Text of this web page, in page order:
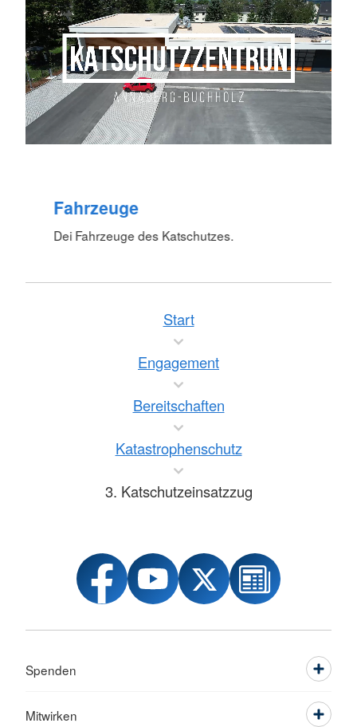
Fahrzeuge
Dei Fahrzeuge des Katschutzes.
Start
Engagement
Bereitschaften
Katastrophenschutz
3. Katschutzeinsatzzug
Spenden
Mitwirken